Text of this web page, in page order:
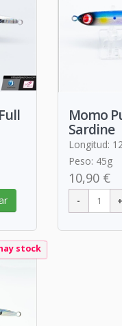
Momo
Sardine
Longitud:
Peso: 45g
10,90 €
stock